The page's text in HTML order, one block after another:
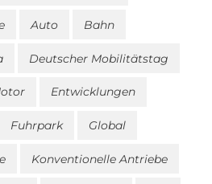
Auto Bahn
Deutscher Mobilitätstag
Entwicklungen
Fuhrpark Global
Konventionelle Antriebe